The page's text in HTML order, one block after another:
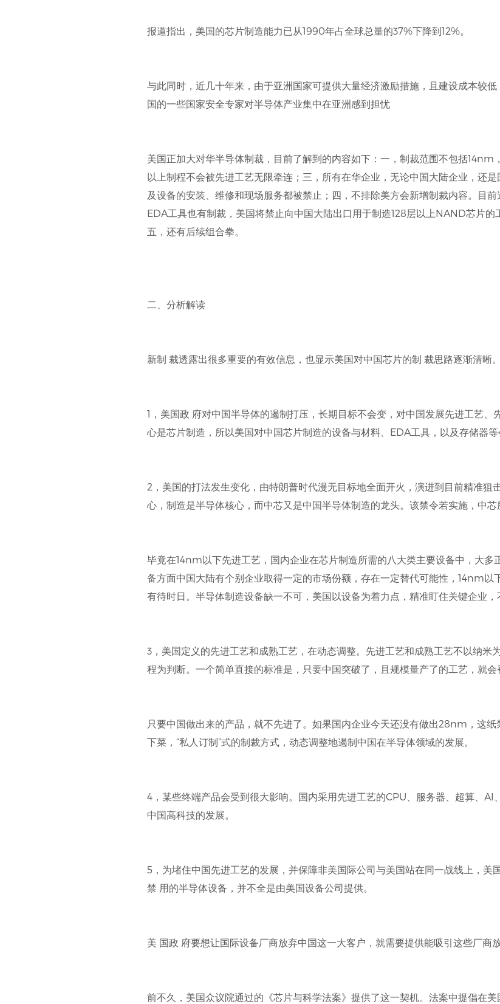
报道指出，美国的芯片制造能力已从1990年占全球总量的37%下降到12%。
与此同时，近几十年来，由于亚洲国家可提供大量经济激励措施，且建设成本较
国的一些国家安全专家对半导体产业集中在亚洲感到担忧
美国正加大对华半导体制裁，目前了解到的内容如下：一，制裁范围不包括
以上制程不会被先进工艺无限牵连；三，所有在华企业，无论中国大陆企业，还
及设备的安装、维修和现场服务都被禁止；四，不排除美方会新增制裁内容。目前
EDA工具也有制裁，美国将禁止向中国大陆出口用于制造128层以上NAND芯片的
五，还有后续组合拳。
二、分析解读
新制 裁透露出很多重要的有效信息，也显示美国对中国芯片的制 裁思路逐渐清晰。
1，美国政 府对中国半导体的遏制打压，长期目标不会变，对中国发展先进工艺
心是芯片制造，所以美国对中国芯片制造的设备与材料、EDA工具，以及存储器等
2，美国的打法发生变化，由特朗普时代漫无目标地全面开火，演进到目前精准狙
心，制造是半导体核心，而中芯又是中国半导体制造的龙头。该禁令若实施，中芯
毕竟在14nm以下先进工艺，国内企业在芯片制造所需的八大类主要设备中，大多
备方面中国大陆有个别企业取得一定的市场份额，存在一定替代可能性，14nm以
有待时日。半导体制造设备缺一不可，美国以设备为着力点，精准盯住关键企业，
3，美国定义的先进工艺和成熟工艺，在动态调整。先进工艺和成熟工艺不以纳米
程为判断。一个简单直接的标准是，只要中国突破了，且规模量产了的工艺，就会
只要中国做出来的产品，就不先进了。如果国内企业今天还没有做出28nm，这
下菜，“私人订制”式的制裁方式，动态调整地遏制中国在半导体领域的发展。
4，某些终端产品会受到很大影响。国内采用先进工艺的CPU、服务器、超算、AI
中国高科技的发展。
5，为堵住中国先进工艺的发展，并保障非美国际公司与美国站在同一战线上，美
禁 用的半导体设备，并不全是由美国设备公司提供。
美 国政 府要想让国际设备厂商放弃中国这一大客户，就需要提供能吸引这些厂商
前不久，美国众议院通过的《芯片与科学法案》提供了这一契机。法案中提倡在